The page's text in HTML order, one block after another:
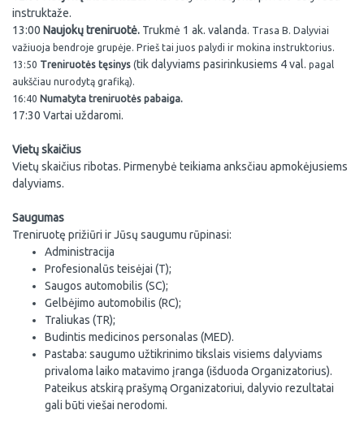
instruktaže.
13:00 Naujokų treniruotė. Trukmė 1 ak. valanda. Trasa B. Dalyviai
važiuoja bendroje grupėje. Prieš tai juos palydi ir mokina instruktorius.
13:50 Treniruotės tęsinys (tik dalyviams pasirinkusiems 4 val. pagal
aukščiau nurodytą grafiką).
16:40 Numatyta treniruotės pabaiga.
17:30 Vartai uždaromi.
Vietų skaičius
Vietų skaičius ribotas. Pirmenybė teikiama anksčiau apmokėjusiems
dalyviams.
Saugumas
Treniruotę prižiūri ir Jūsų saugumu rūpinasi:
Administracija
Profesionalūs teisėjai (T);
Saugos automobilis (SC);
Gelbėjimo automobilis (RC);
Traliukas (TR);
Budintis medicinos personalas (MED).
Pastaba: saugumo užtikrinimo tikslais visiems dalyviams
privaloma laiko matavimo įranga (išduoda Organizatorius).
Pateikus atskirą prašymą Organizatoriui, dalyvio rezultatai
gali būti viešai nerodomi.